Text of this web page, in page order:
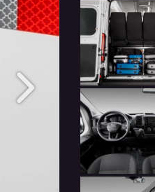
Próximo